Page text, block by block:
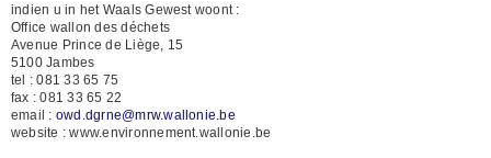
indien u in het Waals Gewest woont :
Office wallon des déchets
Avenue Prince de Liège, 15
5100 Jambes
tel : 081 33 65 75
fax : 081 33 65 22
email : owd.dgrne@mrw.wallonie.be
website : www.environnement.wallonie.be